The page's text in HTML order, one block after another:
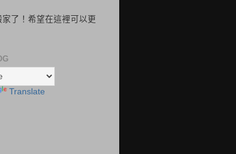
了！希望在這裡可以更
Translate